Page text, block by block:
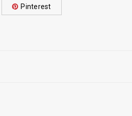
Pinterest